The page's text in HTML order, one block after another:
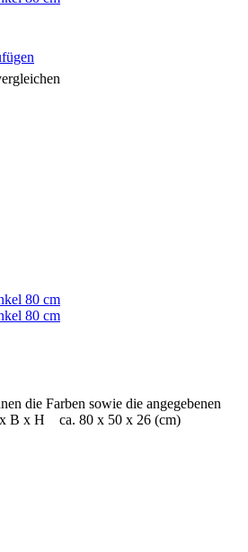
die Farben sowie die angegebenen
x B x H ca. 80 x 50 x 26 (cm)